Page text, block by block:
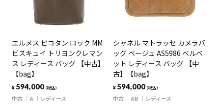
エルメス ピコタン ロック MM
ビスキュイ トリヨンクレマン
ス レディース バッグ 【中古】
【bag】
¥ 594,000（税込）
中古 A レディース
シャネル マトラッセ カメラバ
ッグ ベージュ AS5986 ベルベ
ット レディース バッグ 【中
古】【bag】
¥ 594,000（税込）
中古 AB レディース